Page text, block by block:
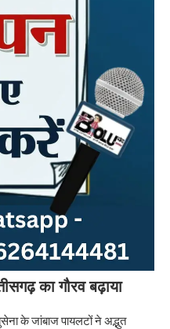
का गौरव बढ़ाया
के जांबाज पायलटों ने अद्भुत